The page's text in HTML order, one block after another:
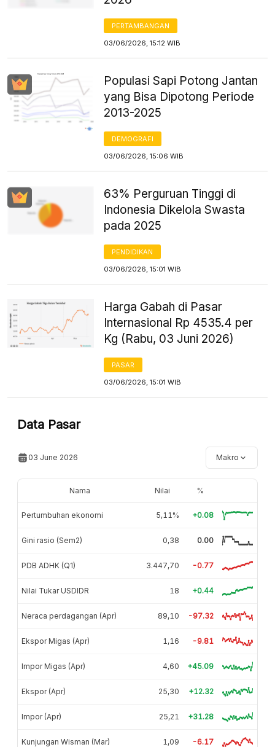
PERTAMBANGAN
03/06/2026, 15:12 WIB
Populasi Sapi Potong Jantan
yang Bisa Dipotong Periode
2013-2025
DEMOGRAFI
03/06/2026, 15:06 WIB
63% Perguruan Tinggi di
Indonesia Dikelola Swasta
pada 2025
PENDIDIKAN
03/06/2026, 15:01 WIB
Harga Gabah di Pasar
Internasional Rp 4535.4 per
Kg (Rabu, 03 Juni 2026)
PASAR
03/06/2026, 15:01 WIB
Data Pasar
03 June 2026 Makro
Nama Nilai %
Pertumbuhan ekonomi 5,11% +0.08
Gini rasio (Sem2) 0,38 0.00
PDB ADHK (Q1) 3.447,70 -0.77
Nilai Tukar USDIDR 18 +0.44
Neraca perdagangan (Apr) 89,10 -97.32
Ekspor Migas (Apr) 1,16 -9.81
Impor Migas (Apr) 4,60 +45.09
Ekspor (Apr) 25,30 +12.32
Impor (Apr) 25,21 +31.28
Kunjungan Wisman (Mar) 1,09 -6.17